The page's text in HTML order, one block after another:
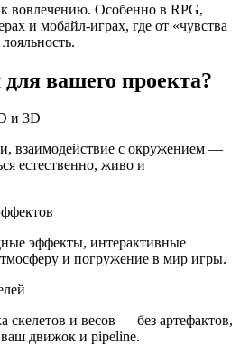
Особенно в RPG,
и мобайл-играх, где от «чувства
вашего проекта?
и 3D
взаимодействие с окружением —
естественно, живо и
эффекты, интерактивные
и погружение в мир игры.
скелетов и весов — без артефактов,
движок и pipeline.